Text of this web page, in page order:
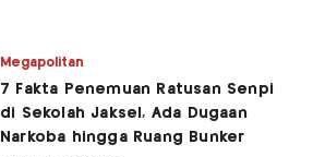
Megapolitan
7 Fakta Penemuan Ratusan Senpi
di Sekolah Jaksel, Ada Dugaan
Narkoba hingga Ruang Bunker